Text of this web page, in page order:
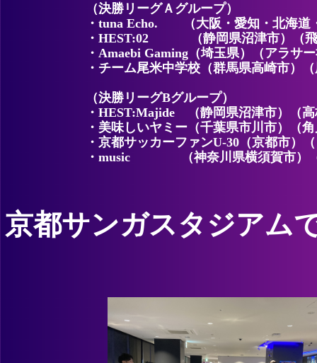
（決勝リーグＡグループ）
・tuna Echo. （大阪・愛知・北海道
・HEST:02 （静岡県沼津市）（飛
・Amaebi Gaming（埼玉県）（アラサ
・チーム尾米中学校（群馬県高崎市）
（決勝リーグBグループ）
・HEST:Majide （静岡県沼津市）（
・美味しいヤミー（千葉県市川市）（
・京都サッカーファンU-30（京都市）
・music （神奈川県横須賀市）（
京都サンガスタジアム